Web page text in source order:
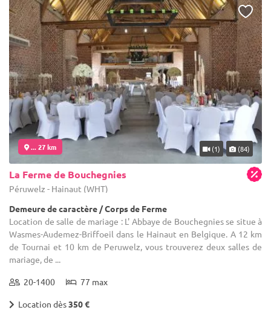
... 27 km (1) (84)
La Ferme de Bouchegnies
Péruwelz - Hainaut (WHT)
Demeure de caractère / Corps de Ferme
Location de salle de mariage : L' Abbaye de Bouchegnies se situe à
Wasmes-Audemez-Briffoeil dans le Hainaut en Belgique. A 12 km
de Tournai et 10 km de Peruwelz, vous trouverez deux salles de
mariage, de ...
20-1400 77 max
Location dès350 €